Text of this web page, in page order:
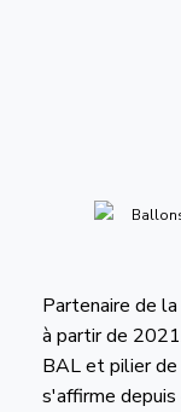
Partenaire de
à partir de
BAL et pilier
s'affirme depuis